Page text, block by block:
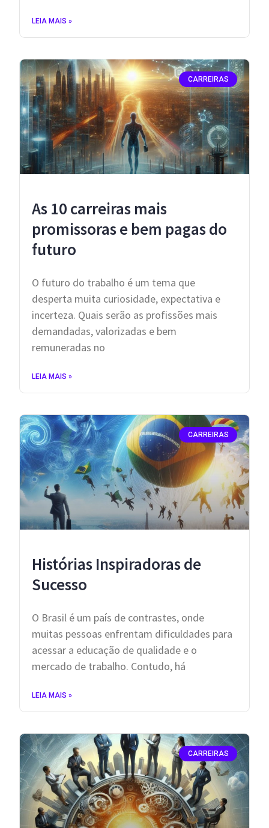
LEIA MAIS »
CARREIRAS
As 10 carreiras mais
promissoras e bem pagas do
futuro
O futuro do trabalho é um tema que
desperta muita curiosidade, expectativa e
incerteza. Quais serão as profissões mais
demandadas, valorizadas e bem
remuneradas no
LEIA MAIS »
CARREIRAS
Histórias Inspiradoras de
Sucesso
O Brasil é um país de contrastes, onde
muitas pessoas enfrentam dificuldades para
acessar a educação de qualidade e o
mercado de trabalho. Contudo, há
LEIA MAIS »
CARREIRAS